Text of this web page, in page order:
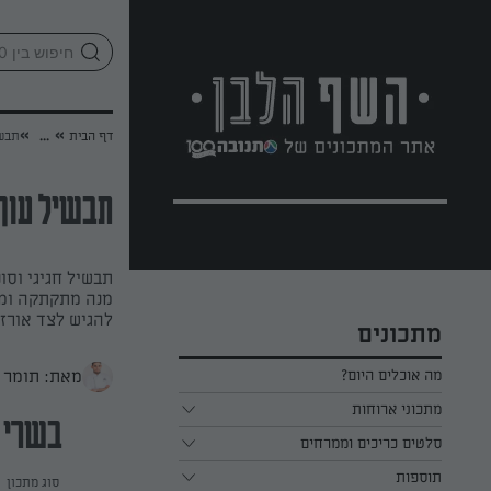
מתכונים
מה אוכלים היום?
מתכוני ארוחות
ארוחת בוקר
ארוחת צהריים
סלטים כריכים וממרחים
כל הסלטים כריכים וממרחים
תוספות
דף הבית »
...
»
תבשיל
תבשיל חגיגי
מנה מתקתקה
להגיש לצד
מאת: תומר
בשרי
סוג מתכון